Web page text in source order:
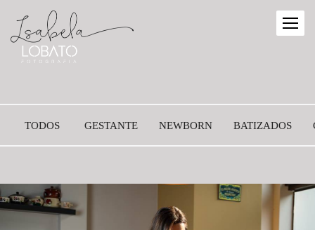
TODOS GESTANTE NEWBORN BATIZADOS